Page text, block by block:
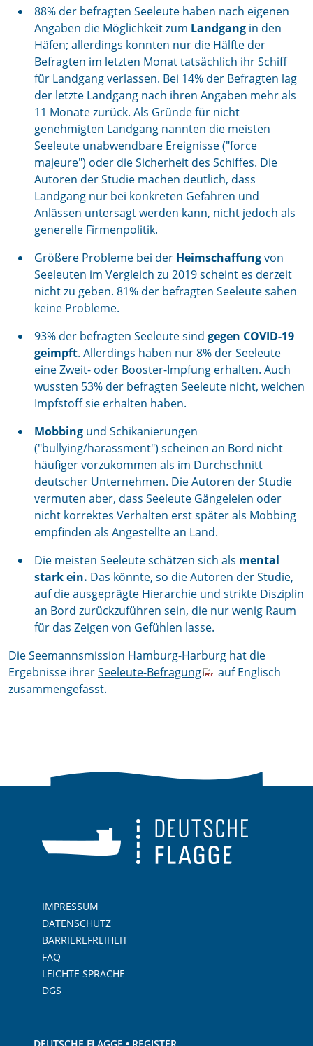
88% der befragten Seeleute haben nach eigenen
Angaben die Möglichkeit zum Landgang in den
Häfen; allerdings konnten nur die Hälfte der
Befragten im letzten Monat tatsächlich ihr Schiff
für Landgang verlassen. Bei 14% der Befragten lag
der letzte Landgang nach ihren Angaben mehr als
11 Monate zurück. Als Gründe für nicht
genehmigten Landgang nannten die meisten
Seeleute unabwendbare Ereignisse ("force
majeure") oder die Sicherheit des Schiffes. Die
Autoren der Studie machen deutlich, dass
Landgang nur bei konkreten Gefahren und
Anlässen untersagt werden kann, nicht jedoch als
generelle Firmenpolitik.
Größere Probleme bei der Heimschaffungvon
Seeleuten im Vergleich zu 2019 scheint es derzeit
nicht zu geben. 81% der befragten Seeleute sahen
keine Probleme.
93% der befragten Seeleute sind gegen COVID-19
geimpft. Allerdings haben nur 8% der Seeleute
eine Zweit- oder Booster-Impfung erhalten. Auch
wussten 53% der befragten Seeleute nicht, welchen
Impfstoff sie erhalten haben.
Mobbing und Schikanierungen
("bullying/harassment") scheinen an Bord nicht
häufiger vorzukommen als im Durchschnitt
deutscher Unternehmen. Die Autoren der Studie
vermuten aber, dass Seeleute Gängeleien oder
nicht korrektes Verhalten erst später als Mobbing
empfinden als Angestellte an Land.
Die meisten Seeleute schätzen sich als mental
stark ein. Das könnte, so die Autoren der Studie,
auf die ausgeprägte Hierarchie und strikte Disziplin
an Bord zurückzuführen sein, die nur wenig Raum
für das Zeigen von Gefühlen lasse.
Die Seemannsmission Hamburg-Harburg hat die
Ergebnisse ihrerSeeleute-Befragung
auf Englisch
zusammengefasst.
IMPRESSUM
DATENSCHUTZ
BARRIEREFREIHEIT
FAQ
LEICHTE SPRACHE
DGS